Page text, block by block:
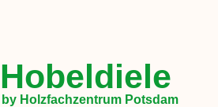
Hobeldiele
by Holzfachzentrum Potsdam